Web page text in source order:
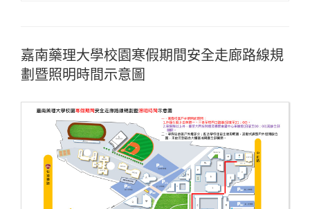
嘉南藥理大學校園寒假期間安全走廊路線規
劃暨照明時間示意圖